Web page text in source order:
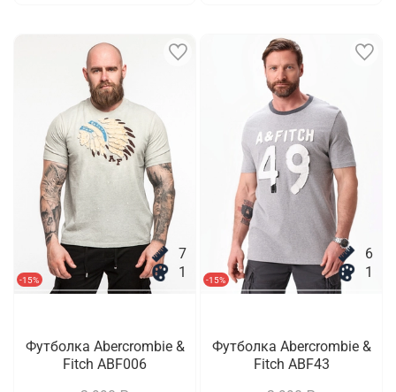
-15%
7
1
Футболка Abercrombie &
Fitch ABF006
-15%
6
1
Футболка Abercrombie &
Fitch ABF43